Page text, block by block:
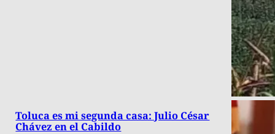
Toluca es mi segunda casa: Julio César
Chávez en el Cabildo